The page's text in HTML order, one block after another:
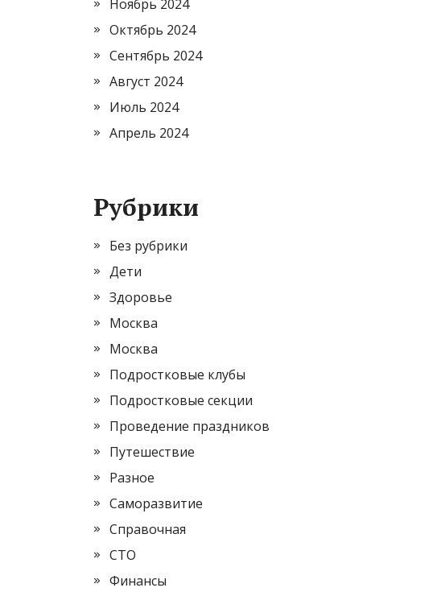
Ноябрь 2024
Октябрь 2024
Сентябрь 2024
Август 2024
Июль 2024
Апрель 2024
Рубрики
Без рубрики
Дети
Здоровье
Москва
Москва
Подростковые клубы
Подростковые секции
Проведение праздников
Путешествие
Разное
Саморазвитие
Справочная
СТО
Финансы